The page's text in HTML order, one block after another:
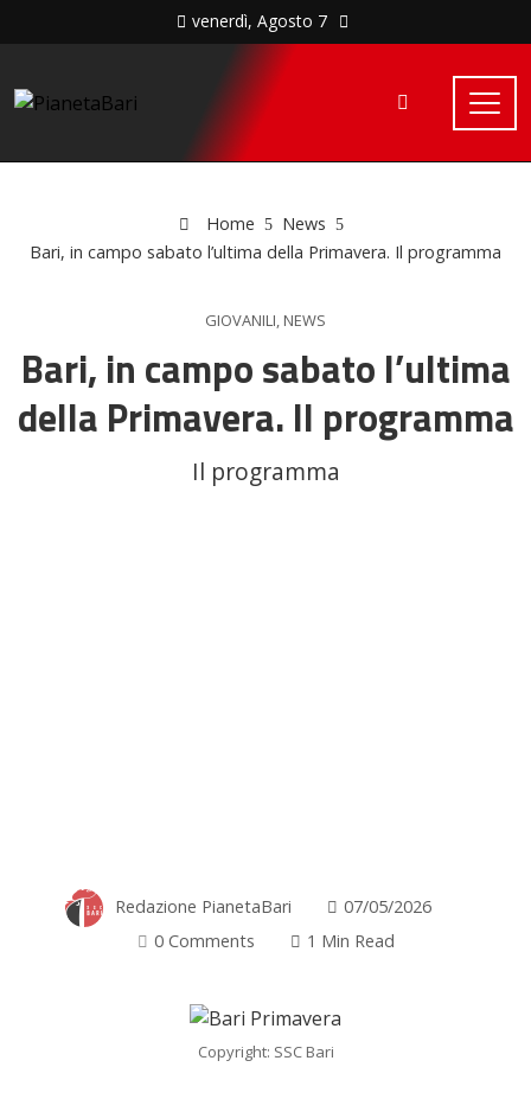
venerdì, Agosto 7
Home
News
Bari, in campo sabato l’ultima della Primavera. Il programma
GIOVANILI, NEWS
Bari, in campo sabato l’ultima
della Primavera. Il programma
Il programma
Redazione PianetaBari
07/05/2026
0 Comments
1 Min Read
Copyright: SSC Bari